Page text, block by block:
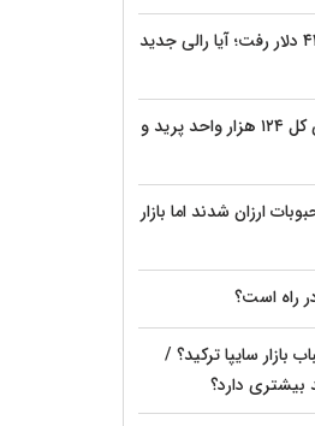
طلا با شوک بازار کار آمریکا تا مرز ۴۴۰۰ دلار رفت؛ آیا رالی جدید
انفجار بورس در شروع هفته؛ شاخص کل ۱۲۴ هزار واحد پرید و
ارزان شدند اما بازار
راه است؟
بازار سایپا ترکید؟ /
بیشتری دارد؟